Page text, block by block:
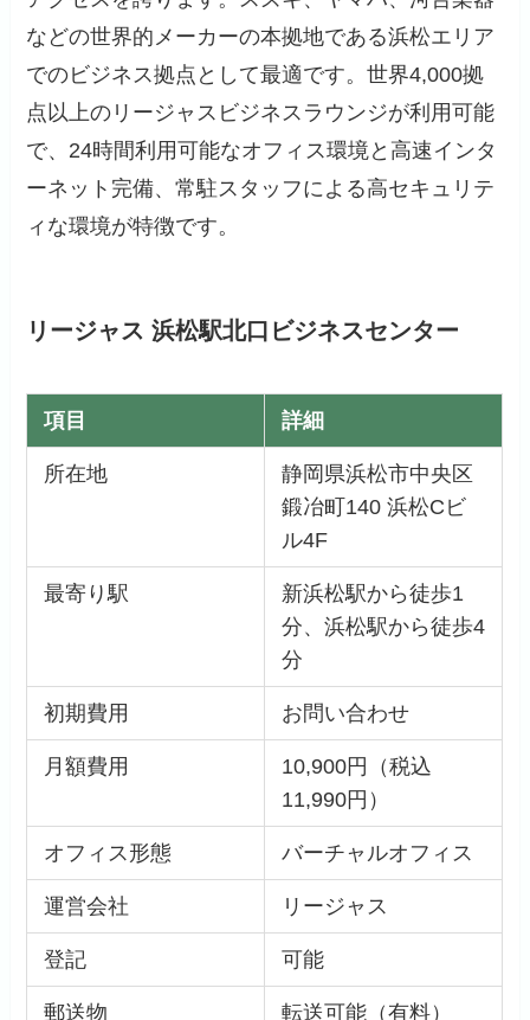
などの世界的メーカーの本拠地である浜松エリア
でのビジネス拠点として最適です。世界4,000拠
点以上のリージャスビジネスラウンジが利用可能
で、24時間利用可能なオフィス環境と高速インタ
ーネット完備、常駐スタッフによる高セキュリテ
ィな環境が特徴です。
リージャス 浜松駅北口ビジネスセンター
項目 詳細
所在地
静岡県浜松市中央区
鍛冶町140 浜松Cビ
ル4F
最寄り駅
新浜松駅から徒歩1
分、浜松駅から徒歩4
分
初期費用 お問い合わせ
月額費用
10,900円（税込
11,990円）
オフィス形態 バーチャルオフィス
運営会社 リージャス
登記 可能
郵送物 転送可能（有料）